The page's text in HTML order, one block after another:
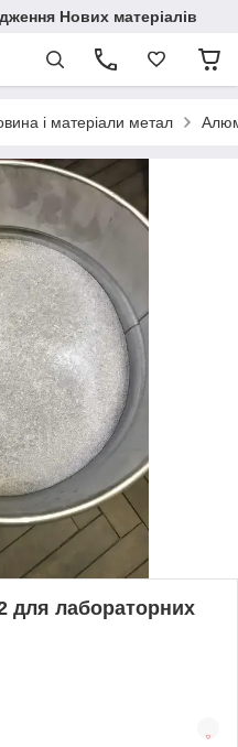
Нових матеріалів
і матеріали метал
для лабораторних